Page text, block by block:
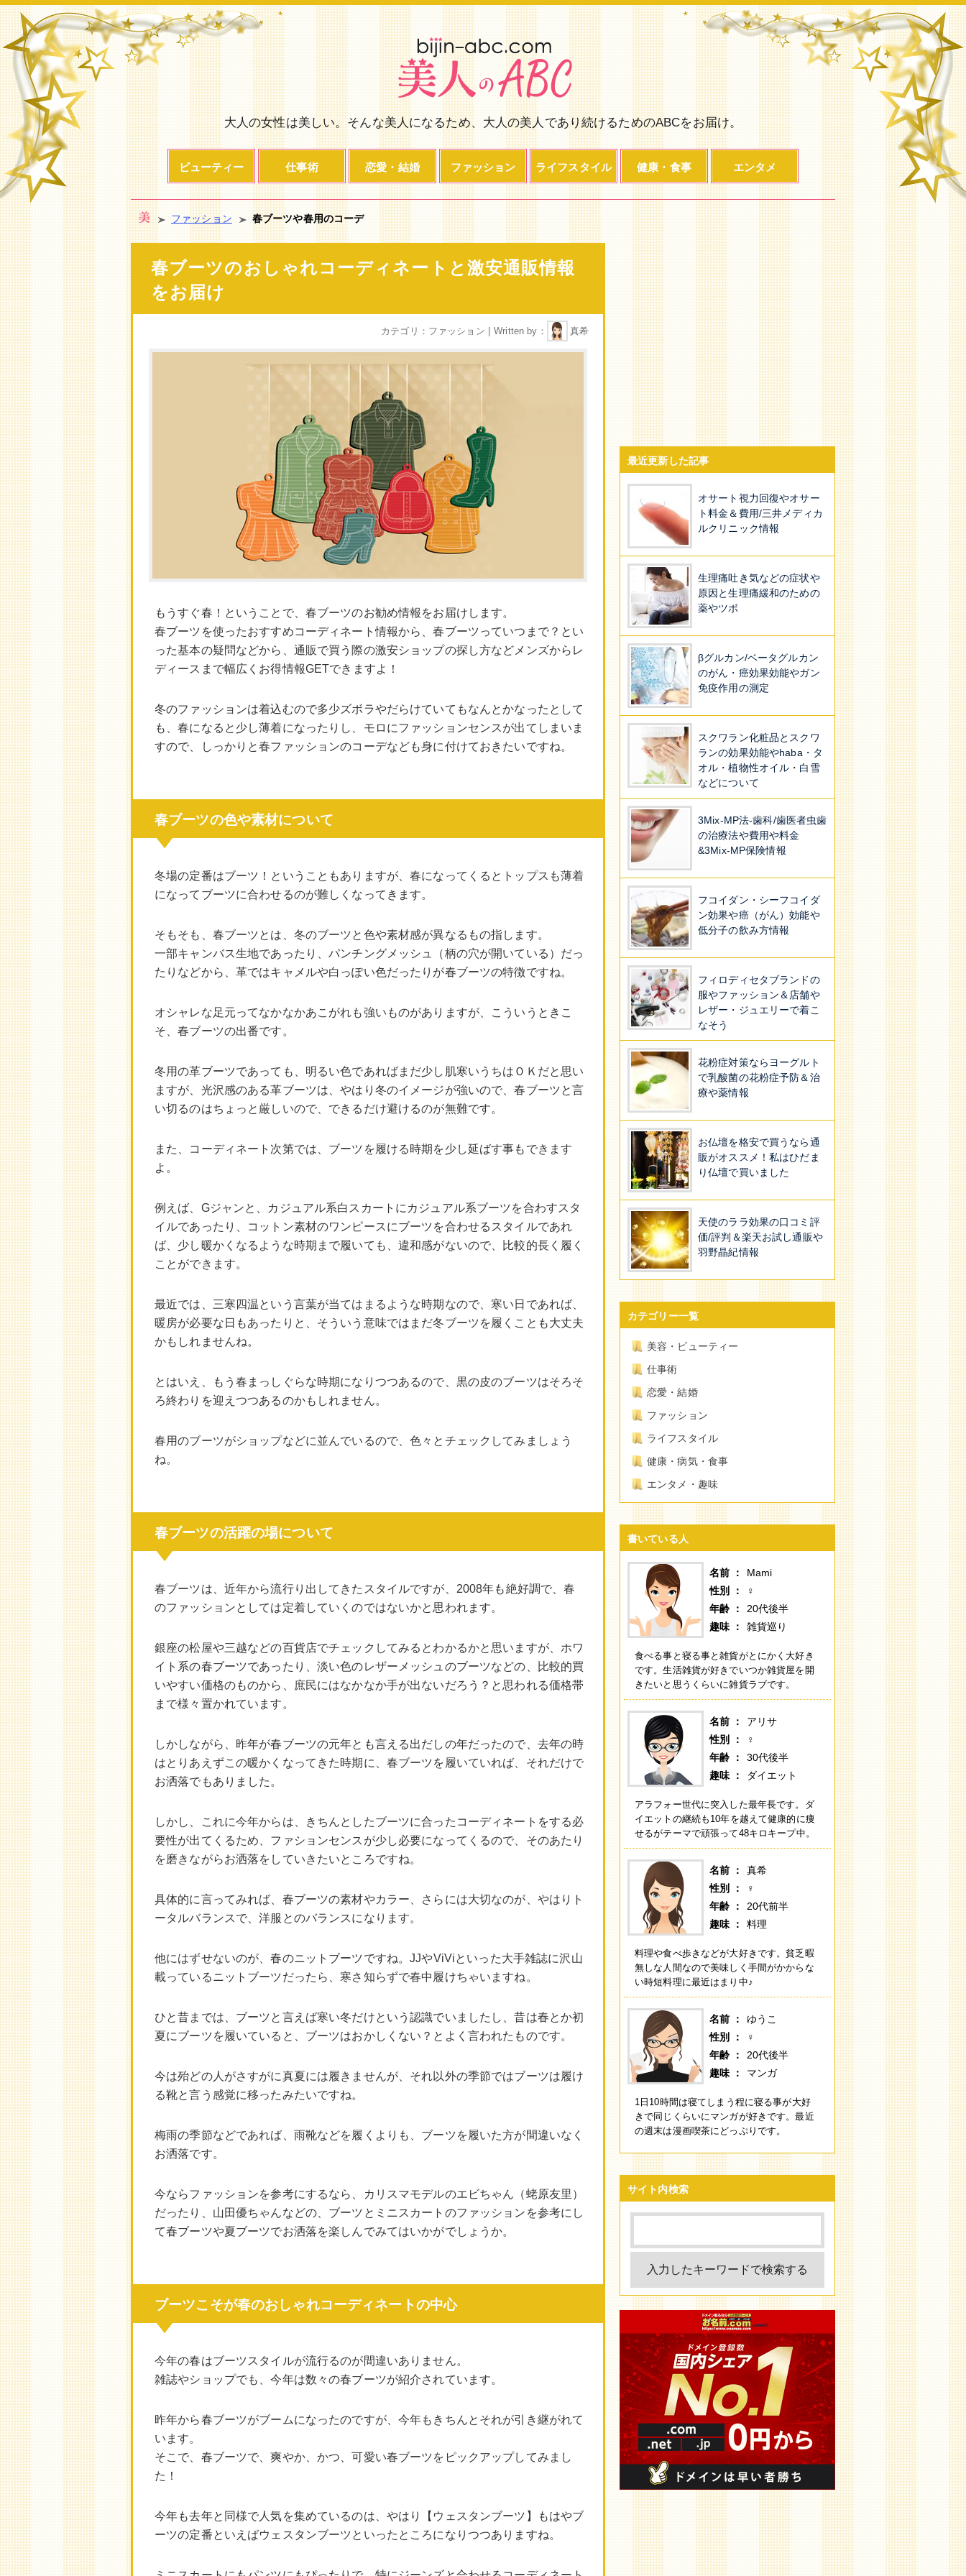
大人の女性は美しい。そんな美人になるため、大人の美人であり続けるためのABCをお届け。
ビューティー 仕事術 恋愛・結婚 ファッション ライフスタイル 健康・食事 エンタメ
ファッション 春ブーツや春用のコーデ
春ブーツのおしゃれコーディネートと激安通販情報
をお届け
Written by 真希
カテゴリ ファッション
もうすぐ春！ということで、春ブーツのお勧め情報をお届けします。
春ブーツを使ったおすすめコーディネート情報から、春ブーツっていつまで？とい
った基本の疑問などから、通販で買う際の激安ショップの探し方などメンズからレ
ディースまで幅広くお得情報GETできますよ！
冬のファッションは着込むので多少ズボラやだらけていてもなんとかなったとして
も、春になると少し薄着になったりし、モロにファッションセンスが出てしまいま
すので、しっかりと春ファッションのコーデなども身に付けておきたいですね。
春ブーツの色や素材について
冬場の定番はブーツ！ということもありますが、春になってくるとトップスも薄着
になってブーツに合わせるのが難しくなってきます。
そもそも、春ブーツとは、冬のブーツと色や素材感が異なるもの指します。
一部キャンバス生地であったり、パンチングメッシュ（柄の穴が開いている）だっ
たりなどから、革ではキャメルや白っぽい色だったりが春ブーツの特徴ですね。
オシャレな足元ってなかなかあこがれも強いものがありますが、こういうときこ
そ、春ブーツの出番です。
冬用の革ブーツであっても、明るい色であればまだ少し肌寒いうちはＯＫだと思い
ますが、光沢感のある革ブーツは、やはり冬のイメージが強いので、春ブーツと言
い切るのはちょっと厳しいので、できるだけ避けるのが無難です。
また、コーディネート次第では、ブーツを履ける時期を少し延ばす事もできます
よ。
例えば、Gジャンと、カジュアル系白スカートにカジュアル系ブーツを合わすスタ
イルであったり、コットン素材のワンピースにブーツを合わせるスタイルであれ
ば、少し暖かくなるような時期まで履いても、違和感がないので、比較的長く履く
ことができます。
最近では、三寒四温という言葉が当てはまるような時期なので、寒い日であれば、
暖房が必要な日もあったりと、そういう意味ではまだ冬ブーツを履くことも大丈夫
かもしれませんね。
とはいえ、もう春まっしぐらな時期になりつつあるので、黒の皮のブーツはそろそ
ろ終わりを迎えつつあるのかもしれません。
春用のブーツがショップなどに並んでいるので、色々とチェックしてみましょう
ね。
春ブーツの活躍の場について
春ブーツは、近年から流行り出してきたスタイルですが、2008年も絶好調で、春
のファッションとしては定着していくのではないかと思われます。
銀座の松屋や三越などの百貨店でチェックしてみるとわかるかと思いますが、ホワ
イト系の春ブーツであったり、淡い色のレザーメッシュのブーツなどの、比較的買
いやすい価格のものから、庶民にはなかなか手が出ないだろう？と思われる価格帯
まで様々置かれています。
しかしながら、昨年が春ブーツの元年とも言える出だしの年だったので、去年の時
はとりあえずこの暖かくなってきた時期に、春ブーツを履いていれば、それだけで
お洒落でもありました。
しかし、これに今年からは、きちんとしたブーツに合ったコーディネートをする必
要性が出てくるため、ファションセンスが少し必要になってくるので、そのあたり
を磨きながらお洒落をしていきたいところですね。
具体的に言ってみれば、春ブーツの素材やカラー、さらには大切なのが、やはりト
ータルバランスで、洋服とのバランスになります。
他にはずせないのが、春のニットブーツですね。JJやViViといった大手雑誌に沢山
載っているニットブーツだったら、寒さ知らずで春中履けちゃいますね。
ひと昔までは、ブーツと言えば寒い冬だけという認識でいましたし、昔は春とか初
夏にブーツを履いていると、ブーツはおかしくない？とよく言われたものです。
今は殆どの人がさすがに真夏には履きませんが、それ以外の季節ではブーツは履け
る靴と言う感覚に移ったみたいですね。
梅雨の季節などであれば、雨靴などを履くよりも、ブーツを履いた方が間違いなく
お洒落です。
今ならファッションを参考にするなら、カリスマモデルのエビちゃん（蛯原友里）
だったり、山田優ちゃんなどの、ブーツとミニスカートのファッションを参考にし
て春ブーツや夏ブーツでお洒落を楽しんでみてはいかがでしょうか。
ブーツこそが春のおしゃれコーディネートの中心
今年の春はブーツスタイルが流行るのが間違いありません。
雑誌やショップでも、今年は数々の春ブーツが紹介されています。
昨年から春ブーツがブームになったのですが、今年もきちんとそれが引き継がれて
います。
そこで、春ブーツで、爽やか、かつ、可愛い春ブーツをピックアップしてみまし
た！
今年も去年と同様で人気を集めているのは、やはり【ウェスタンブーツ】もはやブ
ーツの定番といえばウェスタンブーツといったところになりつつありますね。
最近更新した記事
オサート視力回復やオサー
ト料金＆費用/三井メディカ
ルクリニック情報
生理痛吐き気などの症状や
原因と生理痛緩和のための
薬やツボ
βグルカン/ベータグルカン
のがん・癌効果効能やガン
免疫作用の測定
スクワラン化粧品とスクワ
ランの効果効能やhaba・タ
オル・植物性オイル・白雪
などについて
3Mix-MP法-歯科/歯医者虫歯
の治療法や費用や料金
&3Mix-MP保険情報
フコイダン・シーフコイダ
ン効果や癌（がん）効能や
低分子の飲み方情報
フィロディセタブランドの
服やファッション＆店舗や
レザー・ジュエリーで着こ
なそう
花粉症対策ならヨーグルト
で乳酸菌の花粉症予防＆治
療や薬情報
お仏壇を格安で買うなら通
販がオススメ！私はひだま
り仏壇で買いました
天使のララ効果の口コミ評
価/評判＆楽天お試し通販や
羽野晶紀情報
カテゴリー一覧
美容・ビューティー
仕事術
恋愛・結婚
ファッション
ライフスタイル
健康・病気・食事
エンタメ・趣味
書いている人
名前
Mami
性別
♀
年齢
20代後半
趣味
雑貨巡り
食べる事と寝る事と雑貨がとにかく大好き
です。生活雑貨が好きでいつか雑貨屋を開
きたいと思うくらいに雑貨ラブです。
名前
アリサ
性別
♀
年齢
30代後半
趣味
ダイエット
アラフォー世代に突入した最年長です。ダ
イエットの継続も10年を越えて健康的に痩
せるがテーマで頑張って48キロキープ中。
名前
真希
性別
♀
年齢
20代前半
趣味
料理
料理や食べ歩きなどが大好きです。貧乏暇
無しな人間なので美味しく手間がかからな
い時短料理に最近はまり中♪
名前
ゆうこ
性別
♀
年齢
20代後半
趣味
マンガ
1日10時間は寝てしまう程に寝る事が大好
きで同じくらいにマンガが好きです。最近
の週末は漫画喫茶にどっぷりです。
サイト内検索